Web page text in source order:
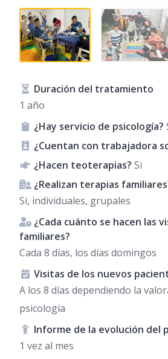
Duración del tratamiento
1 año
¿Hay servicio de psicología?
¿Cuentan con trabajadora
¿Hacen teoterapias? Si
¿Realizan terapias
Si, individuales, grupales
¿Cada cuánto se hacen las
familiares?
Cada 8 días, los días domingos
Visitas de los nuevos
A los 8 días dependiendo la
psicología
Informe de la evolución del
1 vez al mes